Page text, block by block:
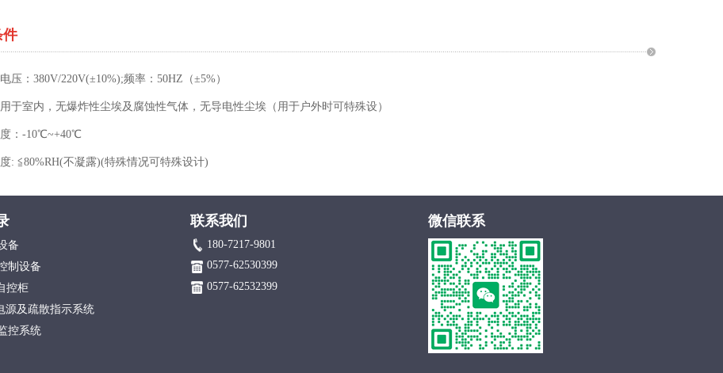
件
压：380V/220V(±10%);频率：50HZ（±5%）
于室内，无爆炸性尘埃及腐蚀性气体，无导电性尘埃（用于户外时可特殊设）
：-10℃~+40℃
: ≦80%RH(不凝露)(特殊情况可特殊设计)
备
制设备
控柜
源及疏散指示系统
控系统
联系我们
180-7217-9801
0577-62530399
0577-62532399
微信联系